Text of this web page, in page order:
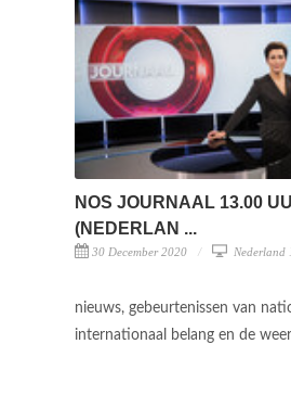
NOS JOURNAAL 13.00
(NEDERLAN ...
30 December 2020 Nederland
nieuws, gebeurtenissen van
internationaal belang en de